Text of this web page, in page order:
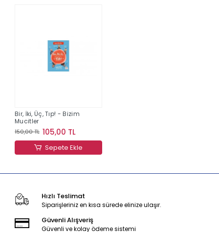
Bir, İki, Üç, Tıp! - Bizim
Mucitler
150,00 TL 105,00 TL
Sepete Ekle
Hızlı Teslimat
Siparişleriniz en kısa sürede elinize ulaşır.
Güvenli Alışveriş
Güvenli ve kolay ödeme sistemi